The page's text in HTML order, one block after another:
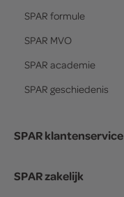
SPAR formule
SPAR MVO
SPAR academie
SPAR geschiedenis
SPAR klantenservice
SPAR zakelijk